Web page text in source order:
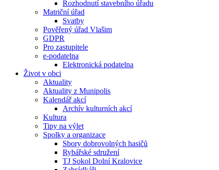
Rozhodnutí stavebního úřadu
Matriční úřad
Svatby
Pověřený úřad Vlašim
GDPR
Pro zastupitele
e-podatelna
Elektronická podatelna
Život v obci
Aktuality
Aktuality z Munipolis
Kalendář akcí
Archív kulturních akcí
Kultura
Tipy na výlet
Spolky a organizace
Sbory dobrovolných hasičů
Rybářské sdružení
TJ Sokol Dolní Kralovice